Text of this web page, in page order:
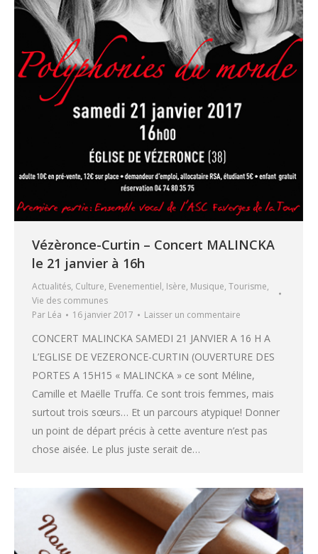
Vézèronce-Curtin – Concert MALINCKA
le 21 janvier à 16h
Actualités, Culture, Evenementiel, Isère, Musique, Tourisme,
Vie des communes
Par Léa 16 janvier 2017 Laisser un commentaire
CONCERT MALINCKA SAMEDI 21 JANVIER A 16 H A
L’EGLISE DE VEZERONCE-CURTIN (OUVERTURE DES
PORTES A 15H15 « MALINCKA » ce sont Méline,
Camille et Maëlle Truffa. Ce sont trois femmes, mais
surtout trois sœurs… Et un parcours atypique! Donner
un point de départ précis à cette aventure n’est pas
chose aisée. Le plus juste serait de…